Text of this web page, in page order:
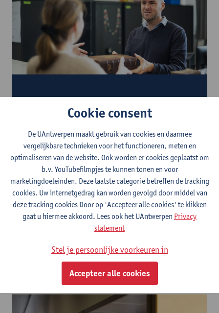
Hoe kunnen we je helpen?
Blog Collectief Geheugen
Ontdek de portretten van overleden hoogleraars van de
Universiteit Antwerpen
Een gevarieerde collectie en werking
Cookie consent
De UAntwerpen maakt gebruik van cookies en daarmee
vergelijkbare technieken voor het functioneren, meten en
optimaliseren van de website. Ook worden er cookies geplaatst om
b.v. YouTubefilmpjes te kunnen tonen en voor
marketingdoeleinden. Deze laatste categorie betreffen de tracking
cookies. Uw internetgedrag kan worden gevolgd door middel van
deze tracking cookies Door op 'Accepteer alle cookies' te klikken
gaat u hiermee akkoord. Lees ook het UAntwerpen Privacy
statement
Stel je persoonlijke voorkeuren in
Accepteer alle cookies